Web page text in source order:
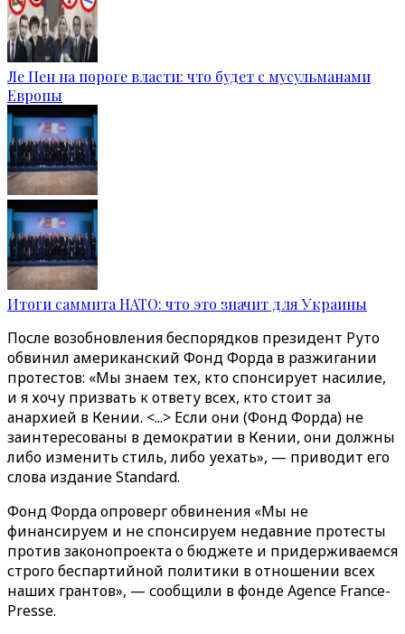
Ле Пен на пороге власти: что будет с мусульманами
Европы
Итоги саммита НАТО: что это значит для Украины
После возобновления беспорядков президент Руто
обвинил американский Фонд Форда в разжигании
протестов: «Мы знаем тех, кто спонсирует насилие,
и я хочу призвать к ответу всех, кто стоит за
анархией в Кении. <...> Если они (Фонд Форда) не
заинтересованы в демократии в Кении, они должны
либо изменить стиль, либо уехать», — приводит его
слова издание Standard.
Фонд Форда опроверг обвинения «Мы не
финансируем и не спонсируем недавние протесты
против законопроекта о бюджете и придерживаемся
строго беспартийной политики в отношении всех
наших грантов», — сообщили в фонде Agence France-
Presse.